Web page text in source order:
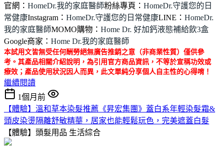
官網： HomeDr.我的家庭醫師粉絲專頁： HomeDr.守護您的日
常健康Instagram： HomeDr.守護您的日常健康LINE： HomeDr.
我的家庭醫師MOMO購物： Home Dr. 好加鈣液態補給飲3盒
Google商家： Home Dr.我的家庭醫師
本試用文皆無受任何酬勞絕無廣告推銷之意（非商業性質）僅供參
考。其產品相關介紹說明，為引用官方商品資訊，不等於宣稱功效或
療效；產品使用狀況因人而異，此文單純分享個人自主性的心得唷！
繼續閱讀
1個月前
【體驗】溫和草本染髮推薦《昇宏集團》蓋白系年輕染髮霜&
頭皮染燙隔離舒敏精華，居家也能輕鬆玩色，完美遮蓋白髮
【體驗】頭髮用品 生活綜合